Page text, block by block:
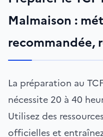
Malmaison :
recommandée,
La préparation au
nécessite 20 à 40
Utilisez des
officielles et